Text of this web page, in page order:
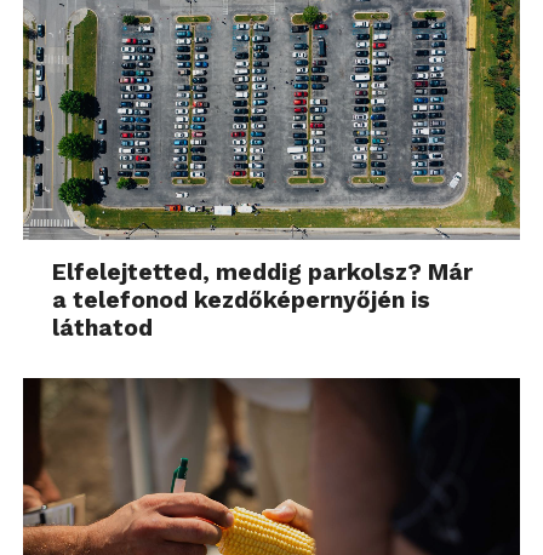
Elfelejtetted, meddig parkolsz? Már
a telefonod kezdőképernyőjén is
láthatod